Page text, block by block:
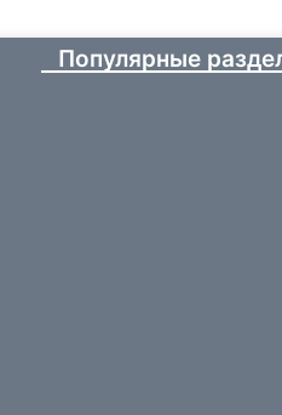
Популярные